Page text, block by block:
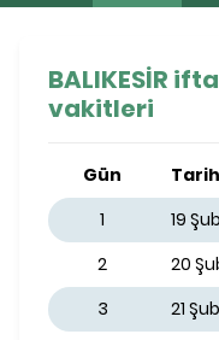
BALIKESİR
vakitleri
Gün Tarih
1
19
2
20
3
21